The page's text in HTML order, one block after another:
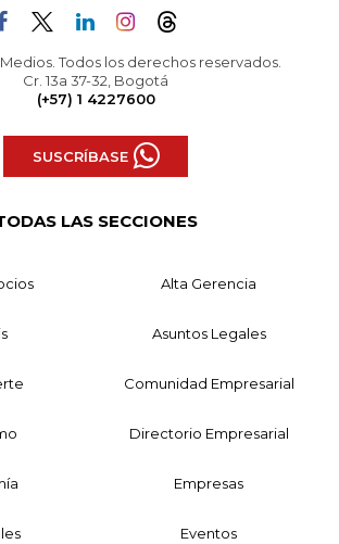
Todos los derechos reservados.
Cr. 13a 37-32, Bogotá
(+57) 1 4227600
SUSCRÍBASE
LAS SECCIONES
Alta Gerencia
Asuntos Legales
Comunidad Empresarial
Directorio Empresarial
Empresas
Eventos